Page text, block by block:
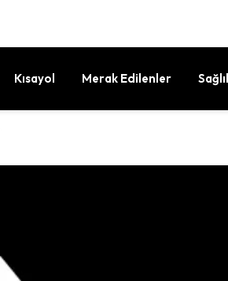
Kısayol Merak Edilenler